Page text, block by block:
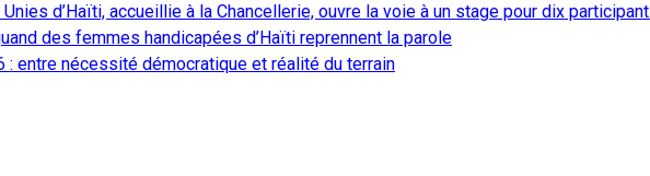
d’Haïti, accueillie à la Chancellerie, ouvre la voie à un stage pour dix
des femmes handicapées d’Haïti reprennent la parole
: entre nécessité démocratique et réalité du terrain